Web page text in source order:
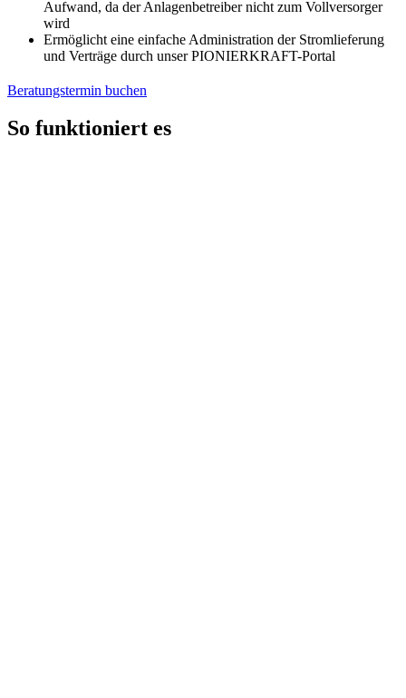
Aufwand, da der Anlagenbetreiber nicht zum Vollversorger
wird
Ermöglicht eine einfache Administration der Stromlieferung
und Verträge durch unser PIONIERKRAFT-Portal
Beratungstermin buchen
So funktioniert es